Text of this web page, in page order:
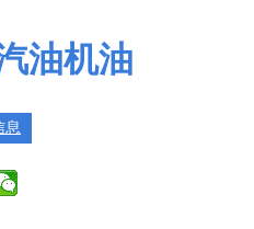
油机油
息